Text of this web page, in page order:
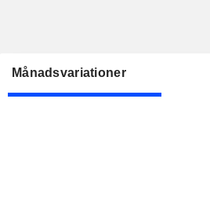
Månadsvariationer